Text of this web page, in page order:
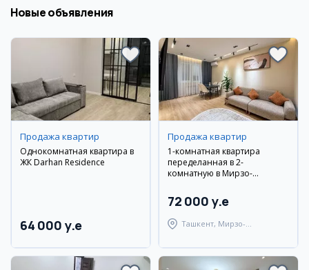
Новые объявления
Продажа квартир
Однокомнатная квартира в
ЖК Darhan Residence
64 000 y.e
Продажа квартир
1-комнатная квартира
переделанная в 2-
комнатную в Мирзо-
72 000 y.e
Ташкент, Мирзо-